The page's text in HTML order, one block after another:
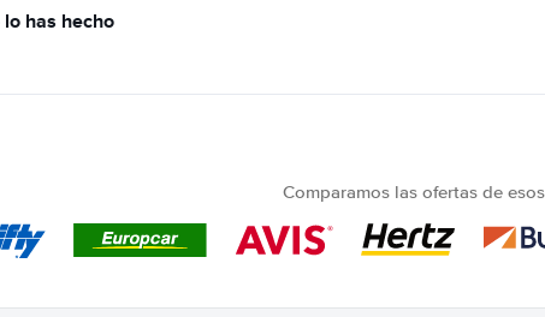
has hecho
Comparamos las ofertas de